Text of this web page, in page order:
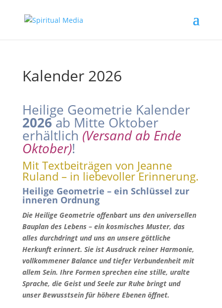
Kalender 2026
Heilige Geometrie Kalender
2026ab Mitte Oktober
erhältlich (Versand ab Ende
Oktober)!
Mit Textbeiträgen von Jeanne
Ruland – in liebevoller Erinnerung.
Heilige Geometrie – ein Schlüssel zur
inneren Ordnung
Die Heilige Geometrie offenbart uns den universellen
Bauplan des Lebens – ein kosmisches Muster, das
alles durchdringt und uns an unsere göttliche
Herkunft erinnert. Sie ist Ausdruck reiner Harmonie,
vollkommener Balance und tiefer Verbundenheit mit
allem Sein. Ihre Formen sprechen eine stille, uralte
Sprache, die Geist und Seele zur Ruhe bringt und
unser Bewusstsein für höhere Ebenen öffnet.